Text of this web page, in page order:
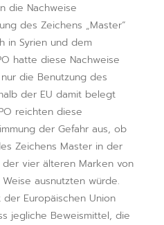
die Nachweise
des Zeichens „Master“
in Syrien und dem
hatte diese Nachweise
die Benutzung des
der EU damit belegt
reichten diese
der Gefahr aus, ob
Zeichens Master in der
vier älteren Marken von
ausnutzten würde.
Europäischen Union
jegliche Beweismittel, die